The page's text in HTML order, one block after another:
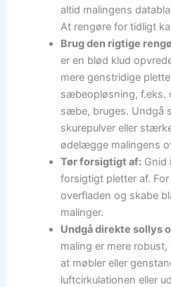
altid malingens
At rengøre for tidligt
Brug den rigtige
er en blød klud
mere genstridige
sæbeopløsning, f.eks.
sæbe, bruges. Undgå
skurepulver eller
ødelægge malingens
Tør forsigtigt af: Gnid
forsigtigt pletter af.
overfladen og skabe
malinger.
Undgå direkte sollys
maling er mere
at møbler eller
luftcirkulationen eller